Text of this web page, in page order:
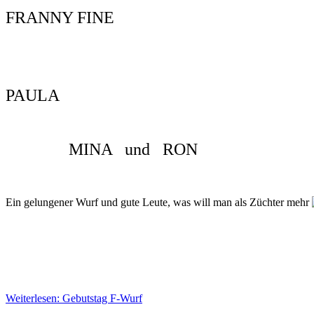
FRANNY FINE
PAULA
MINA und RON
Ein gelungener Wurf und gute Leute, was will man als Züchter mehr
Weiterlesen: Gebutstag F-Wurf